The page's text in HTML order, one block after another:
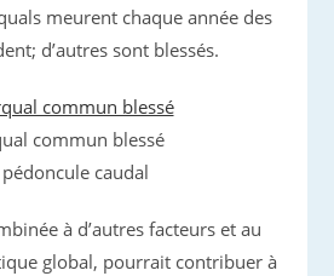
meurent chaque année des
d’autres sont blessés.
commun blessé
caudal
à d’autres facteurs et au
global, pourrait contribuer à